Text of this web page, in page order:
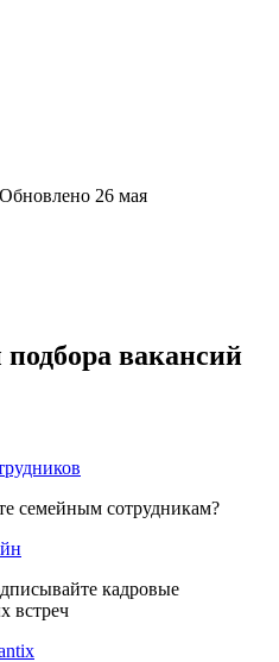
Обновлено 26 мая
вакансий
семейным сотрудникам?
кадровые
встреч